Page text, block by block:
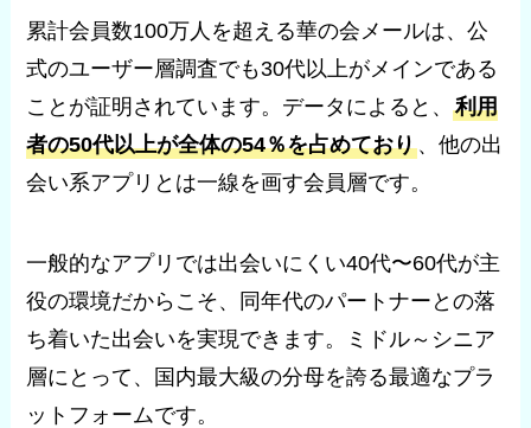
累計会員数100万人を超える華の会メールは、公
式のユーザー層調査でも30代以上がメインである
ことが証明されています。データによると、利用
者の50代以上が全体の54％を占めており、他の出
会い系アプリとは一線を画す会員層です。
一般的なアプリでは出会いにくい40代〜60代が主
役の環境だからこそ、同年代のパートナーとの落
ち着いた出会いを実現できます。ミドル～シニア
層にとって、国内最大級の分母を誇る最適なプラ
ットフォームです。